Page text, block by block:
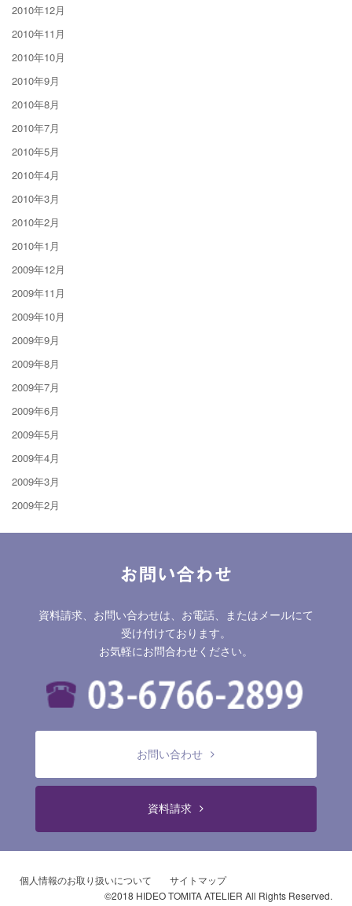
2010年12月
2010年11月
2010年10月
2010年9月
2010年8月
2010年7月
2010年5月
2010年4月
2010年3月
2010年2月
2010年1月
2009年12月
2009年11月
2009年10月
2009年9月
2009年8月
2009年7月
2009年6月
2009年5月
2009年4月
2009年3月
2009年2月
お問い合わせ
資料請求、お問い合わせは、お電話、またはメールにて
受け付けております。
お気軽にお問合わせください。
お問い合わせ
資料請求
個人情報のお取り扱いについて
サイトマップ
©2018 HIDEO TOMITA ATELIER All Rights Reserved.